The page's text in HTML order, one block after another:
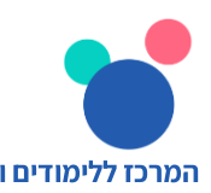
המרכז ללימודים